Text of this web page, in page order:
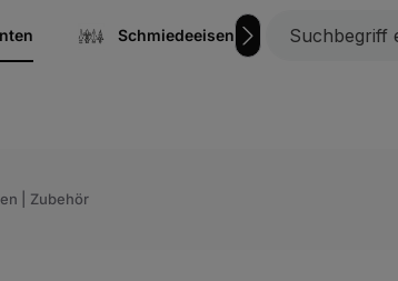
Schmiedeeisen
| Zubehör